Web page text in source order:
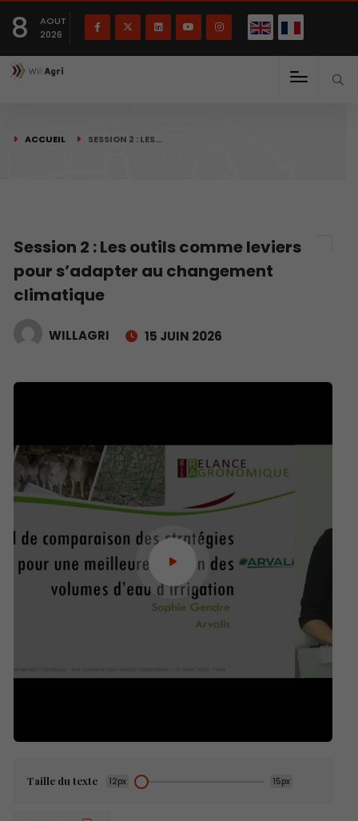
8
AOUT
2026
ACCUEIL SESSION 2 : LES…
Session 2 : Les outils comme leviers
pour s’adapter au changement
climatique
WILLAGRI 15 JUIN 2026
Taille du texte 12px 15px
Français English(English)